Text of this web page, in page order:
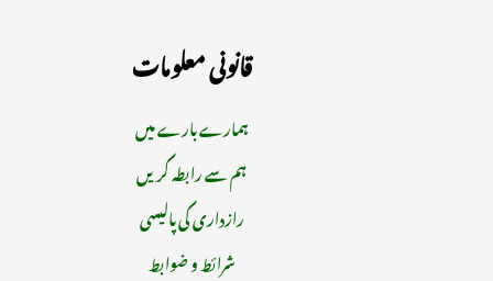
قانونی معلومات
ہمارے بارے میں
ہم سے رابطہ کریں
رازداری کی پالیسی
شرائط و ضوابط